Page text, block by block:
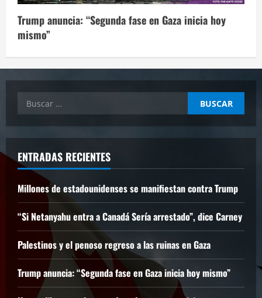
Trump anuncia: “Segunda fase en Gaza inicia hoy
mismo”
Buscar:
ENTRADAS RECIENTES
Millones de estadounidenses se manifiestan contra Trump
“Si Netanyahu entra a Canadá Sería arrestado”, dice Carney
Palestinos y el penoso regreso a las ruinas en Gaza
Trump anuncia: “Segunda fase en Gaza inicia hoy mismo”